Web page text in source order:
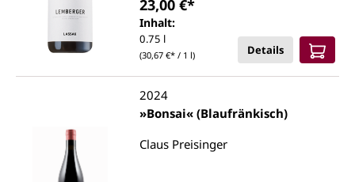
Inhalt:
0.75 l
(30,67 €* / 1 l)
23,00 €*
Details
2024
»Bonsai« (Blaufränkisch)
Claus Preisinger